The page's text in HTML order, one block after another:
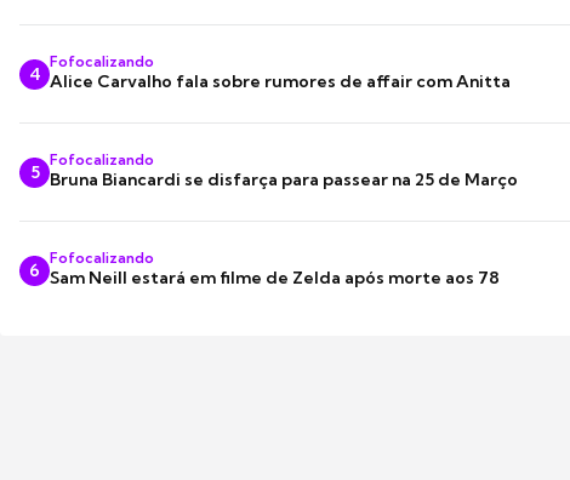
4
Fofocalizando
Alice Carvalho fala sobre rumores de affair com Anitta
5
Fofocalizando
Bruna Biancardi se disfarça para passear na 25 de Março
6
Fofocalizando
Sam Neill estará em filme de Zelda após morte aos 78